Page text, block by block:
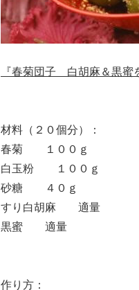
『春菊団子 白胡麻＆黒蜜
材料（２０個分）：
春菊 １００ｇ
白玉粉 １００ｇ
砂糖 ４０ｇ
すり白胡麻 適量
黒蜜 適量
作り方：